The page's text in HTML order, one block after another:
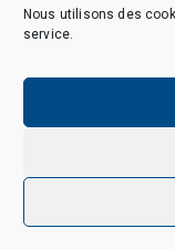
Nous utilisons des
service.
En savoir plus
CAES